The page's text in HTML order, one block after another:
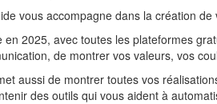
vous accompagne dans la création
en 2025, avec toutes les plateformes
de montrer vos valeurs, vos
aussi de montrer toutes vos
des outils qui vous aident à